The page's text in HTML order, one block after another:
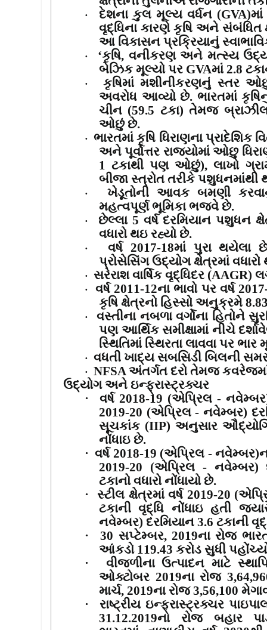
· દેશના કુલ મૂલ્ય વર્ધન (GVA)માં
વૃદ્ધિના કારણે કૃષિ અને સંબંધિત
આ વિકાસન પ્રક્રિયાનું
· ‘કૃષિ, વનીકરણ અને મત્સ્ય
બેઝિક મૂલ્યો પર GVAમાં2.8
·
કૃષિમાં મશીનીકરણનું સ્તર ઓછુ
અવરોધ આવ્યો છે. ભારતમાં
ચીન (59.5 ટકા) તેમજ
ઓછું છે.
· ભારતમાં કૃષિ ધિરાણના પ્રાદેશિક
અને પૂર્વોત્તર રાજ્યોમાં ઓછુ
1ટકાથી પણ ઓછું), લાખો
બીજા સ્ત્રોત તરીકે
·
ખેડૂતોની આવક બમણી
મહત્વપૂર્ણ ભૂમિકા ભજવે છે.
· છેલ્લા 5 વર્ષ દરમિયાન પશુધન
વધારો થઇ રહ્યો છે.
· વર્ષ 2017-18માં પુરા થયેલા
પ્રોસેસિંગ ઉદ્યોગ ક્ષેત્રમાં વધારો
· સરેરાશ વાર્ષિક વૃદ્ધિદર (AAGR)
· વર્ષ2011-12ના ભાવો પર વર્ષ
કૃષિ ક્ષેત્રનો હિસ્સો અનુક્રમે
·
વસ્તીના નબળા વર્ગોના હિતોને
પણ આર્થિક સમીક્ષામાં નીચે
સ્થિતિમાં સ્થિરતા લાવવા પર
· વધતી ખાદ્ય સબસિડી બિલની
· NFSA અંતર્ગત દરો તેમજ કવરેજમાં
ઉદ્યોગ અને ઇન્ફ્રાસ્ટ્રક્ચર
·
વર્ષ 2018-19 (એપ્રિલ -
2019-20 (એપ્રિલ - નવેમ્બર)
સૂચકાંક (IIP) અનુસાર
નોંધાઇ છે.
· વર્ષ 2018-19 (એપ્રિલ -
2019-20 (એપ્રિલ - નવેમ્બર)
ટકાનો વધારો નોંધાયો છે.
·
સ્ટીલ ક્ષેત્રમાં વર્ષ 2019-20 (
ટકાની વૃદ્ધિ નોંધાઇ હતી
નવેમ્બર) દરમિયાન 3.6 ટકાની
·
30 સપ્ટેમ્બર, 2019ના રોજ
આંકડો 119.43 કરોડ સુધી
·
વીજળીના ઉત્પાદન માટે
ઓક્ટોબર 2019ના રોજ
માર્ચ, 2019ના રોજ3,56,100
·
રાષ્ટ્રીય ઇન્ફ્રાસ્ટ્રક્ચર
31.12.2019ના રોજ બહાર